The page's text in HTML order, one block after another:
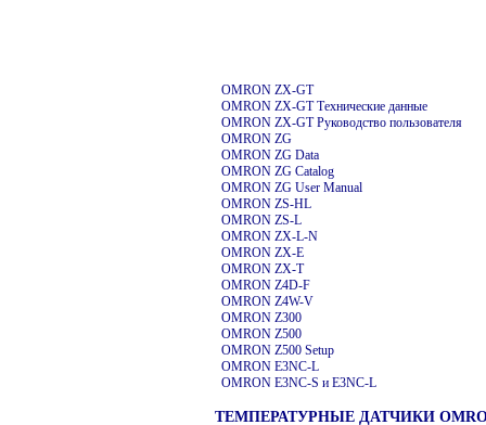
OMRON ZX-GT
OMRON ZX-GT Технические данные
OMRON ZX-GTРуководство пользователя
OMRON ZG
OMRON ZG Data
OMRON ZG Catalog
OMRON ZG User Manual
OMRON ZS-HL
OMRON ZS-L
OMRON ZX-L-N
OMRON ZX-E
OMRON ZX-T
OMRON Z4D-F
OMRON Z4W-V
OMRON Z300
OMRON Z500
OMRON Z500 Setup
OMRON E3NC-L
OMRON E3NC-S и E3NC-L
ТЕМПЕРАТУРНЫЕ ДАТЧИКИ